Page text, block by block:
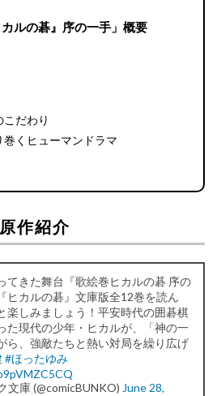
ルの碁』序の一手」概要
だわり
くヒューマンドラマ
作紹介
てきた舞台『歌絵巻ヒカルの碁 序の
ヒカルの碁』文庫版全12巻を読ん
楽しみましょう！平安時代の囲碁棋
た現代の少年・ヒカルが、「神の一
ら、強敵たちと熱い対局を繰り広げ
#ほったゆみ
文庫 (@comicBUNKO) June 28,